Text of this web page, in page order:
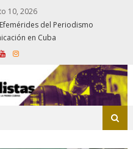
10, 2026
Efemérides del Periodismo
en Cuba